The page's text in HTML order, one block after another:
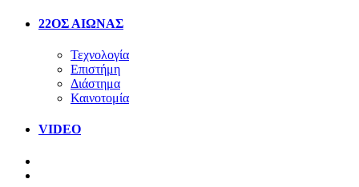
22ΟΣ ΑΙΩΝΑΣ
Τεχνολογία
Επιστήμη
Διάστημα
Καινοτομία
VIDEO